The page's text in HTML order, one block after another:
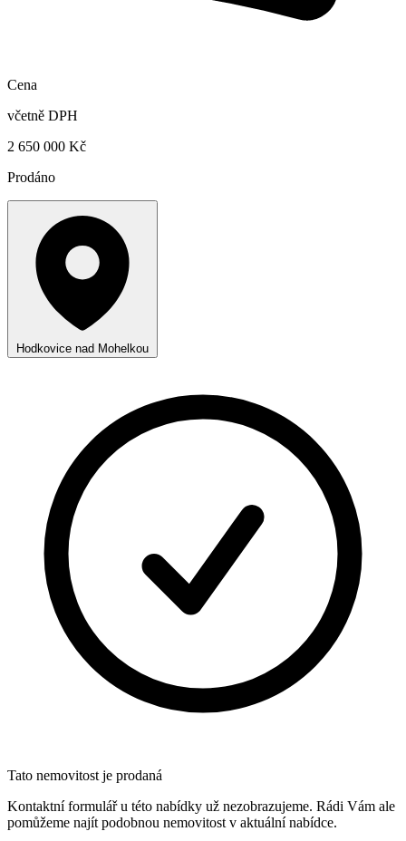
Cena
včetně DPH
2 650 000 Kč
Prodáno
Hodkovice nad Mohelkou
Tato nemovitost je prodaná
Kontaktní formulář u této nabídky už nezobrazujeme. Rádi Vám ale
pomůžeme najít podobnou nemovitost v aktuální nabídce.